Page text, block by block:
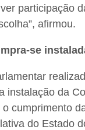
participação
afirmou.
se
instalação da
cumprimento
do Estado